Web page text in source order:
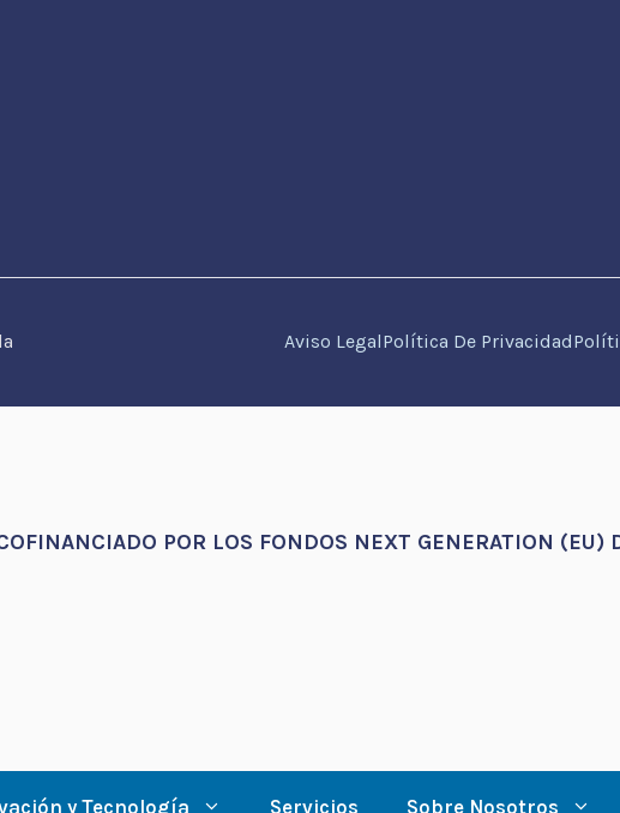
Aviso LegalPolítica De Privacidad
POR LOS FONDOS NEXT GENERATION
y Tecnología Servicios Sobre Nosotros